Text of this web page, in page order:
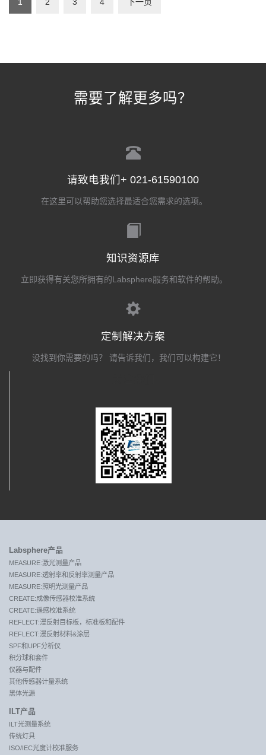
需要了解更多吗？
请致电我们+ 021-61590100
在这里可以帮助您选择最适合您需求的选项。
知识资源库
立即获得有关您所拥有的Labsphere服务和软件的帮助。
定制解决方案
没找到你需要的吗？ 请告诉我们，我们可以构建它！
Labsphere产品
MEASURE:激光测量产品
MEASURE:透射率和反射率测量产品
MEASURE:照明光测量产品
CREATE:成像传感器校准系统
CREATE:遥感校准系统
REFLECT:漫反射目标板，标准板和配件
REFLECT:漫反射材料&涂层
SPF和UPF分析仪
积分球和套件
仪器与配件
其他传感器计量系统
黑体光源
ILT产品
ILT光测量系统
传统灯具
ISO/IEC光度计校准服务